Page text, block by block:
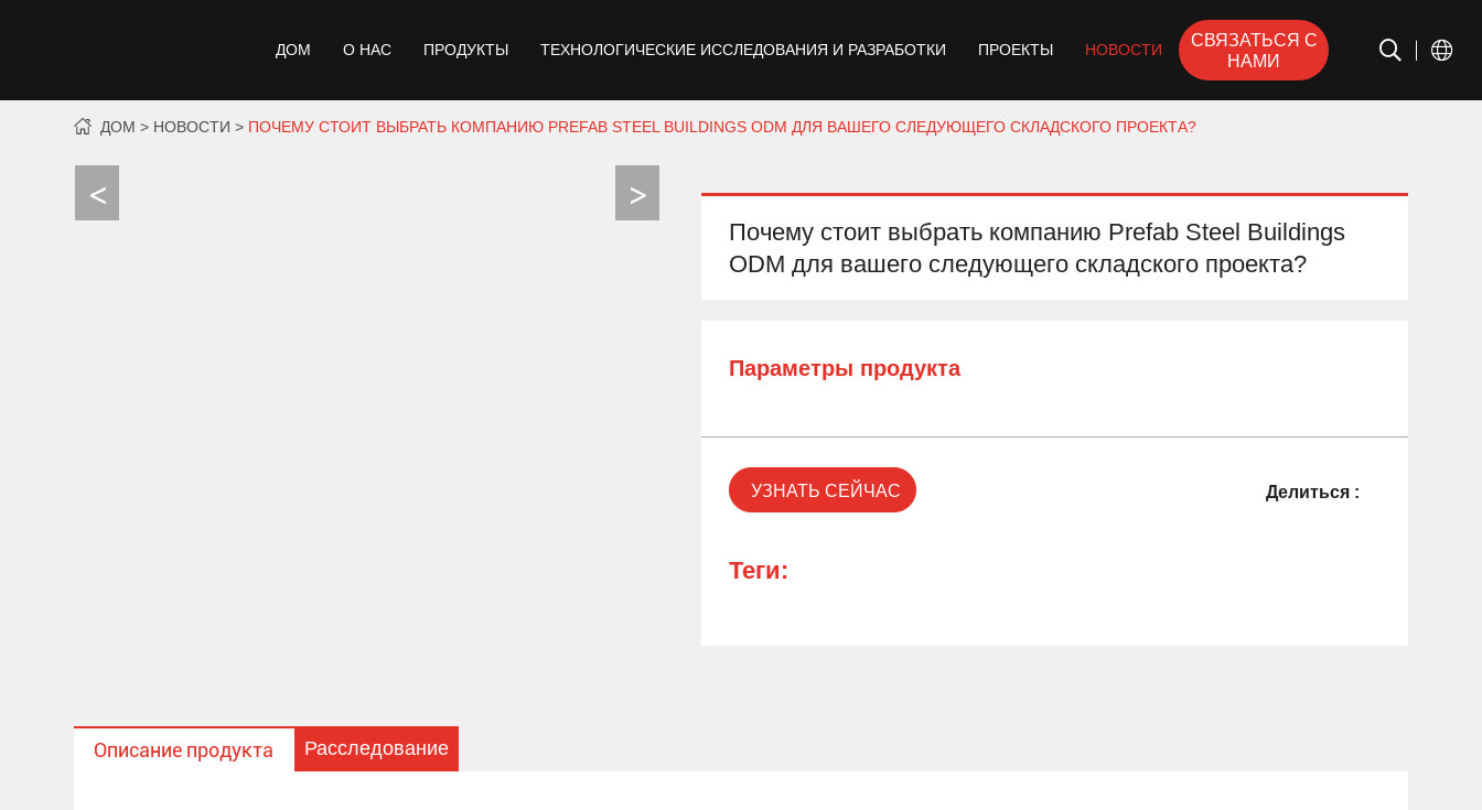
ДОМ О НАС ПРОДУКТЫ ТЕХНОЛОГИЧЕСКИЕ ИССЛЕДОВАНИЯ И РАЗРАБОТКИ ПРОЕКТЫ НОВОСТИ
СВЯЗАТЬСЯ С
НАМИ
ДОМ НОВОСТИ ПОЧЕМУ СТОИТ ВЫБРАТЬ КОМПАНИЮ PREFAB STEEL BUILDINGS ODM ДЛЯ ВАШЕГО СЛЕДУЮЩЕГО СКЛАДСКОГО ПРОЕКТА?
Почему стоит выбрать компанию Prefab Steel Buildings
ODM для вашего следующего складского проекта?
Параметры продукта
УЗНАТЬ СЕЙЧАС Делиться :
Теги:
Описание продукта Расследование